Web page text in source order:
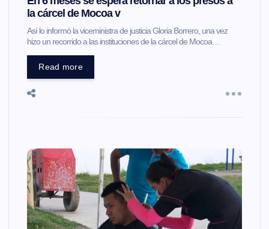
la cárcel de Mocoa v
Así lo informó la viceministra de justicia Gloria Borrero, una vez
hizo un recorrido a las instituciones de la cárcel de Mocoa…
Read more